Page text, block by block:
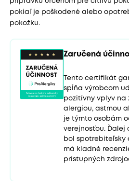
pokiaľ je poškodené alebo
pokožku.
Zaručená
Tento certifikát
spĺňa výrobcom
pozitívny vplyv na
alergiou, astmou
je týmto osobám
verejnosťou. Ďalej
bol spotrebiteľsky
má kladné
prístupných